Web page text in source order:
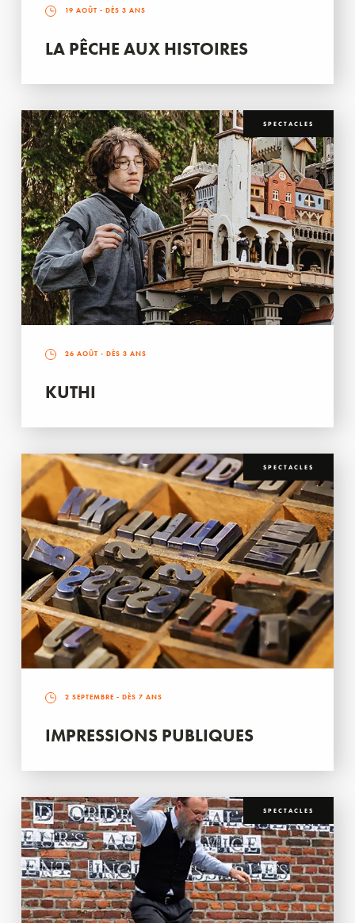
19 AOÛT - DÈS 3 ANS
LA PÊCHE AUX HISTOIRES
SPECTACLES
26 AOÛT - DÈS 3 ANS
KUTHI
SPECTACLES
2 SEPTEMBRE - DÈS 7 ANS
IMPRESSIONS PUBLIQUES
SPECTACLES